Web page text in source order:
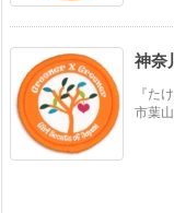
神奈
『た
市葉